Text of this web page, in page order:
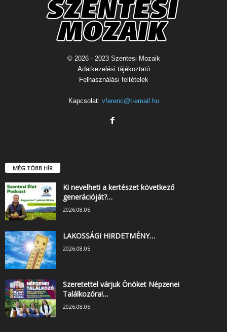
© 2026 - 2023 Szentesi Mozaik
Adatkezelési tájékoztató
Felhasználási feltételek
Kapcsolat: vferenc@t-email.hu
MÉG TÖBB HÍR
Ki nevelheti a kertészet következő
generációját?…
2026.08.05.
LAKOSSÁGI HIRDETMÉNY…
2026.08.05.
Szeretettel várjuk Önöket Népzenei
Találkozóra!…
2026.08.05.